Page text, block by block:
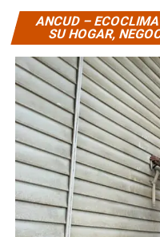
ANCUD –
SU HOGAR,